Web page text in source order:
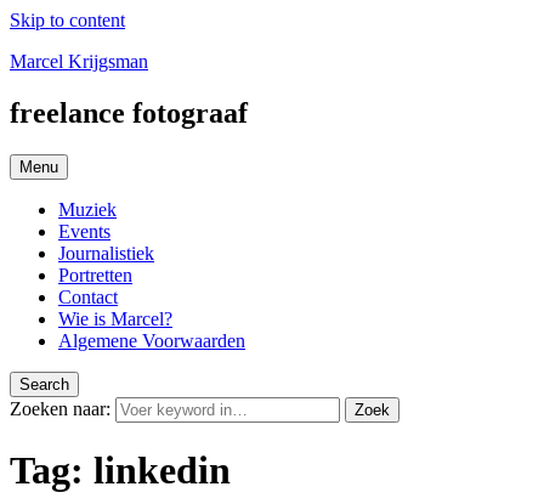
Skip to content
Marcel Krijgsman
freelance fotograaf
Menu
Muziek
Events
Journalistiek
Portretten
Contact
Wie is Marcel?
Algemene Voorwaarden
Search
Zoeken naar: Zoek
Tag: linkedin